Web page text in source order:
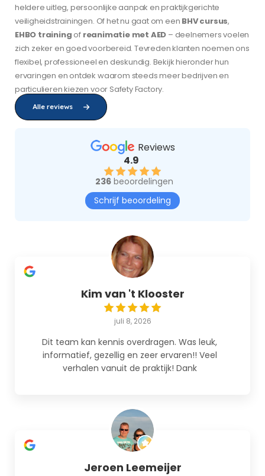
heldere uitleg, persoonlijke aanpak en praktijkgerichte
veiligheidstrainingen. Of het nu gaat om een BHV cursus,
EHBO training of reanimatie met AED – deelnemers voelen
zich zeker en goed voorbereid. Tevreden klanten noemen ons
flexibel, professioneel en deskundig. Bekijk hieronder hun
ervaringen en ontdek waarom steeds meer bedrijven en
particulieren kiezen voor Safety Factory.
Alle reviews
Reviews
4.9
236beoordelingen
Schrijf beoordeling
Kim van 't Klooster
juli 8, 2026
Dit team kan kennis overdragen. Was leuk,
informatief, gezellig en zeer ervaren!! Veel
verhalen vanuit de praktijk! Dank
Jeroen Leemeijer